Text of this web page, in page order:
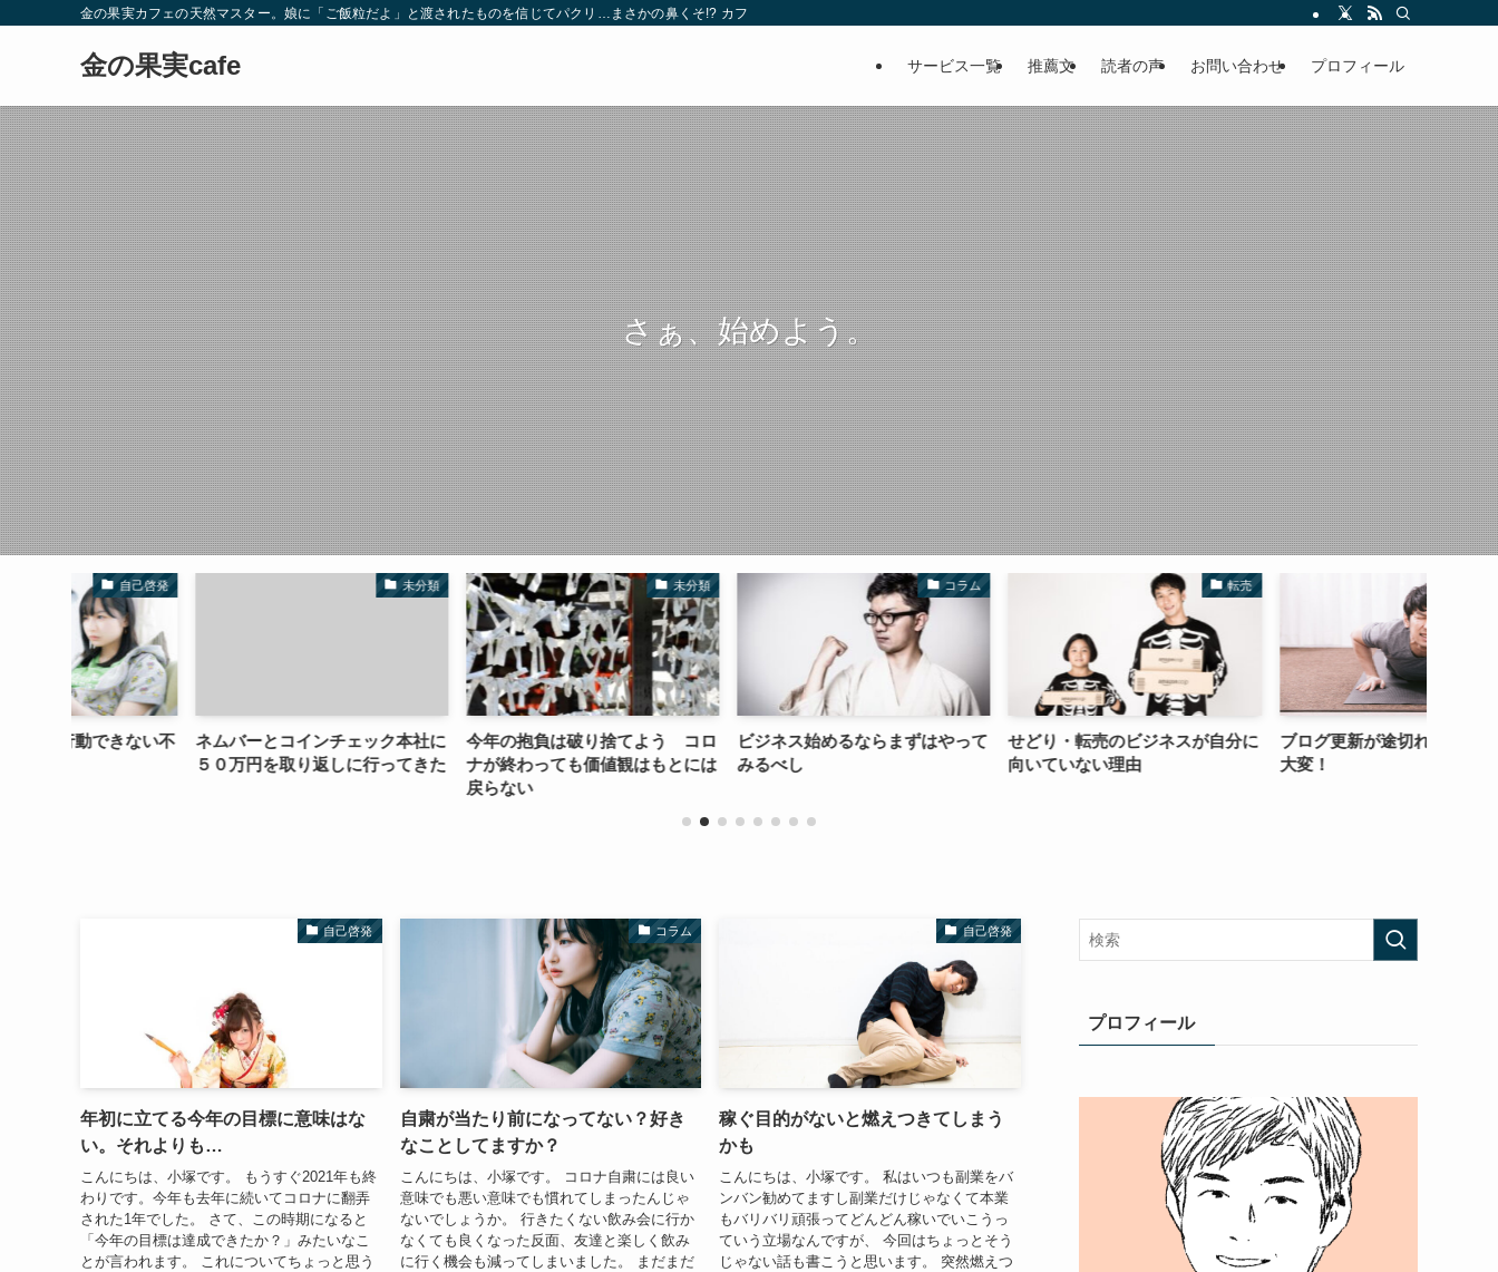
金の果実カフェの天然マスター。娘に「ご飯粒だよ」と渡されたものを信じてパクリ…まさかの鼻くそ!? カフェでは、心温まる濃厚な話とクスッと笑える軽やかな話を「情報のミルフィーユ」にして提供中。800名超のメルマガ読
金の果実cafe サービス一覧 推薦文 読者の声 お問い合わせ プロフィール
さぁ、始めよう。
ネムバーとコインチェック本社に
５０万円を取り返しに行ってきた
未分類
今年の抱負は破り捨てよう コロ
ナが終わっても価値観はもとには
ビジネス始めるならまずはやって
みるべし
せどり・転売のビジネスが自分に
向いていない理由
ブログ更新が途切れると復帰は超
自己啓発
年初に立てる今年の目標に意味はな
い。それよりも…
こんにちは、小塚です。 もうすぐ2021年も終
わりです。今年も去年に続いてコロナに翻弄
された1年でした。 さて、この時期になると
「今年の目標は達成できたか？」みたいなこ
とが言われます。 これについてちょっと思う
コラム
自粛が当たり前になってない？好き
なことしてますか？
こんにちは、小塚です。 コロナ自粛には良い
意味でも悪い意味でも慣れてしまったんじゃ
ないでしょうか。 行きたくない飲み会に行か
なくても良くなった反面、友達と楽しく飲み
に行く機会も減ってしまいました。 まだまだ
自己啓発
稼ぐ目的がないと燃えつきてしまう
かも
こんにちは、小塚です。 私はいつも副業をバ
ンバン勧めてますし副業だけじゃなくて本業
もバリバリ頑張ってどんどん稼いでいこうっ
ていう立場なんですが、 今回はちょっとそう
じゃない話も書こうと思います。 突然燃えつ
プロフィール